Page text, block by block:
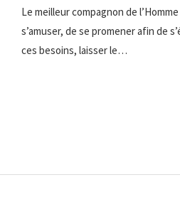
Le meilleur compagnon de
s’amuser, de se promener afin de
ces besoins, laisser le…